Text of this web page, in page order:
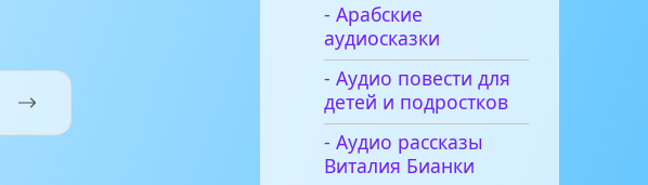
- Арабские
аудиосказки
- Аудио повести для
детей и подростков
- Аудио рассказы
Виталия Бианки